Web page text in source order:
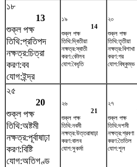
১৮
13
শুক্ল পক্ষ
তিথি:প্রতিপদ
নক্ষত্র:চিত্রা
করণ:বব
যোগ:ইন্দ্র
১৯
14
শুক্ল পক্ষ
তিথি:দ্বিতীয়া
নক্ষত্র:স্বাতী
করণ:কৌলব
যোগ:বৈধৃতি
২০
শুক্ল পক্ষ
তিথি:তৃতীয়া
নক্ষত্র:বিশাখা
করণ:গর
যোগ:বিষ্কুম্ভ
২৫
20
শুক্ল পক্ষ
তিথি:অষ্টমী
নক্ষত্র:পূর্বাষাঢ়া
করণ:বিষ্টি
যোগ:অতিগণ্ড
২৬
21
শুক্ল পক্ষ
তিথি:নবমী
নক্ষত্র:উত্তরাষাঢ়া
করণ:বালব
যোগ:সুকর্মা
২৭
শুক্ল পক্ষ
তিথি:দশমী
নক্ষত্র:শ্রবণা
করণ:তৈতিল
যোগ:শূল